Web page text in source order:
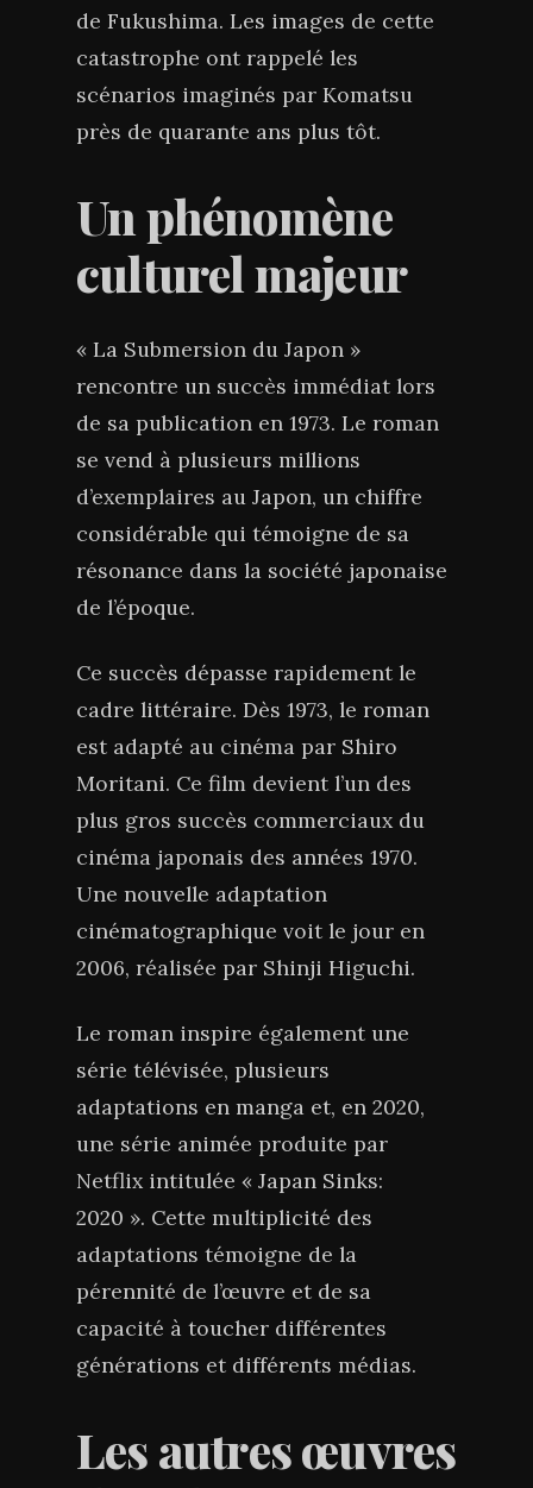
de Fukushima. Les images de cette
catastrophe ont rappelé les
scénarios imaginés par Komatsu
près de quarante ans plus tôt.
Un phénomène
culturel majeur
« La Submersion du Japon »
rencontre un succès immédiat lors
de sa publication en 1973. Le roman
se vend à plusieurs millions
d’exemplaires au Japon, un chiffre
considérable qui témoigne de sa
résonance dans la société japonaise
de l’époque.
Ce succès dépasse rapidement le
cadre littéraire. Dès 1973, le roman
est adapté au cinéma par Shiro
Moritani. Ce film devient l’un des
plus gros succès commerciaux du
cinéma japonais des années 1970.
Une nouvelle adaptation
cinématographique voit le jour en
2006, réalisée par Shinji Higuchi.
Le roman inspire également une
série télévisée, plusieurs
adaptations en manga et, en 2020,
une série animée produite par
Netflix intitulée « Japan Sinks:
2020 ». Cette multiplicité des
adaptations témoigne de la
pérennité de l’œuvre et de sa
capacité à toucher différentes
générations et différents médias.
Les autres œuvres